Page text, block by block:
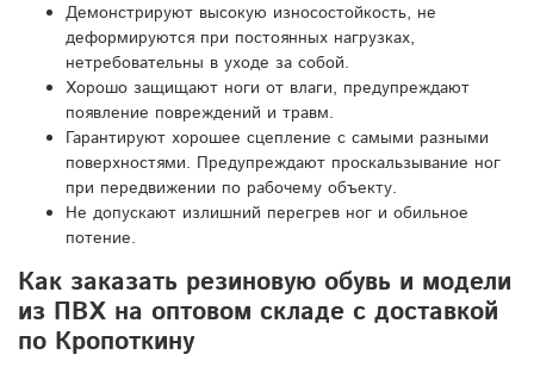
Демонстрируют высокую износостойкость, не
деформируются при постоянных нагрузках,
нетребовательны в уходе за собой.
Хорошо защищают ноги от влаги, предупреждают
появление повреждений и травм.
Гарантируют хорошее сцепление с самыми разными
поверхностями. Предупреждают проскальзывание ног
при передвижении по рабочему объекту.
Не допускают излишний перегрев ног и обильное
потение.
Как заказать резиновую обувь и модели
из ПВХ на оптовом складе с доставкой
по Кропоткину